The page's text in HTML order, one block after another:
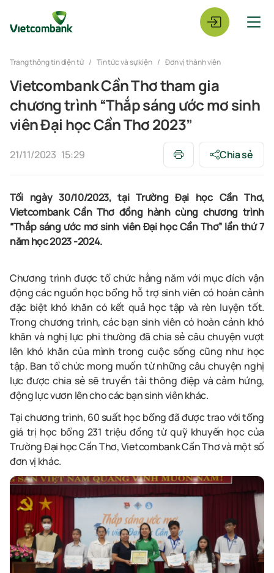
Trang thông tin điện tử Tin tức và sự kiện Đơn vị thành viên
Vietcombank Cần Thơ tham gia
chương trình “Thắp sáng ước mơ sinh
viên Đại học Cần Thơ 2023”
21/11/2023 15:29 Chia sẻ
Tối ngày 30/10/2023, tại Trường Đại học Cần Thơ,
Vietcombank Cần Thơ đồng hành cùng chương trình
“Thắp sáng ước mơ sinh viên Đại học Cần Thơ” lần thứ 7
năm học 2023 -2024.
Chương trình được tổ chức hằng năm với mục đích vận
động các nguồn học bổng hỗ trợ sinh viên có hoàn cảnh
đặc biệt khó khăn có kết quả học tập và rèn luyện tốt.
Trong chương trình, các bạn sinh viên có hoàn cảnh khó
khăn và nghị lực phi thường đã chia sẻ câu chuyện vượt
lên khó khăn của mình trong cuộc sống cũng như học
tập. Ban tổ chức mong muốn từ những câu chuyện nghị
lực được chia sẻ sẽ truyền tải thông điệp và cảm hứng,
động lực vươn lên cho các bạn sinh viên khác.
Tại chương trình, 60 suất học bổng đã được trao với tổng
giá trị học bổng 231 triệu đồng từ quỹ khuyến học của
Trường Đại học Cần Thơ, Vietcombank Cần Thơ và một số
đơn vị khác.